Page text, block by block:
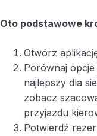
Oto podstawowe
Otwórz
Porównaj
najlepszy dla
zobacz
przyjazdu
Potwierdź